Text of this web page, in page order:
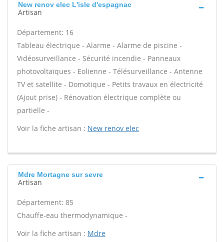
New renov elec L'isle d'espagnac
Artisan
Département: 16
Tableau électrique - Alarme - Alarme de piscine -
Vidéosurveillance - Sécurité incendie - Panneaux
photovoltaïques - Eolienne - Télésurveillance - Antenne
TV et satellite - Domotique - Petits travaux en électricité
(Ajout prise) - Rénovation électrique complète ou
partielle -
Voir la fiche artisan : New renov elec
Mdre Mortagne sur sevre
Artisan
Département: 85
Chauffe-eau thermodynamique -
Voir la fiche artisan : Mdre